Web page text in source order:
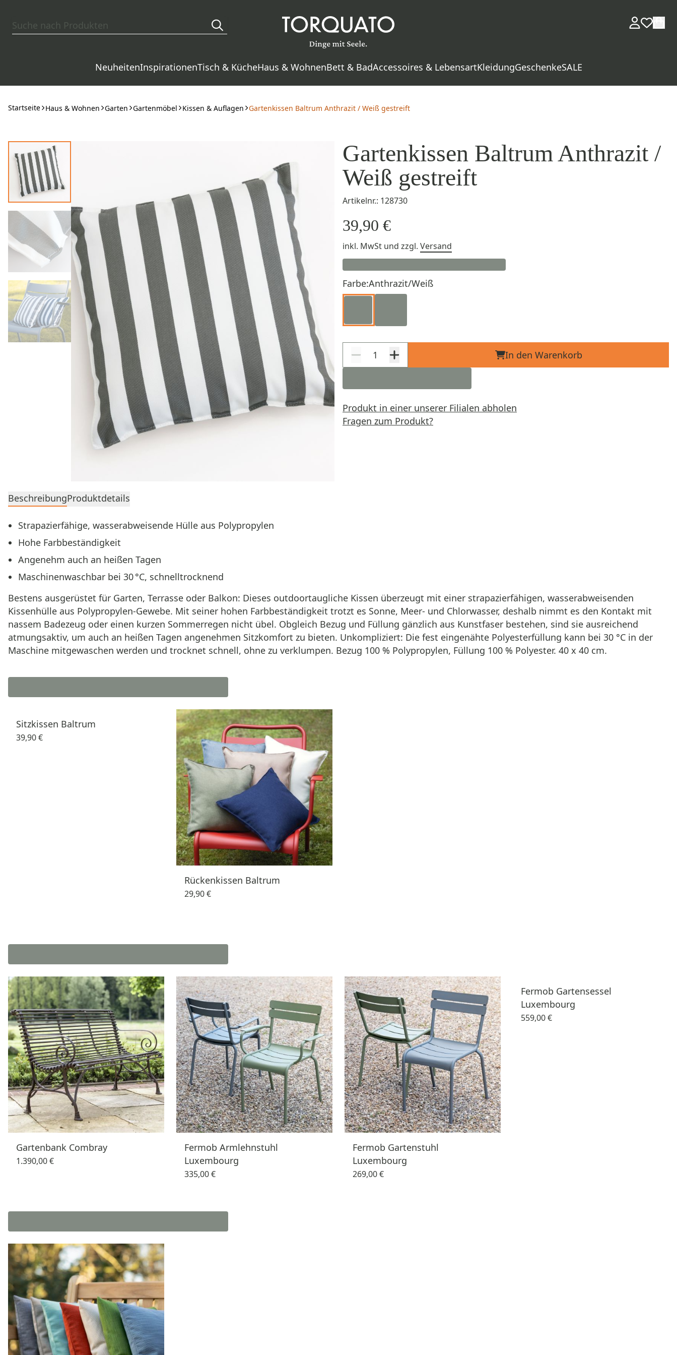
NeuheitenInspirationenTisch & KücheHaus & WohnenBett & BadAccessoires & LebensartKleidungGeschenkeSALE
Startseite Haus & Wohnen Garten Gartenmöbel Kissen & Auflagen Gartenkissen Baltrum Anthrazit / Weiß gestreift
Gartenkissen Baltrum Anthrazit /
Weiß gestreift
Artikelnr.: 128730
39,90 €
inkl. MwSt und zzgl. Versand
Farbe:Anthrazit/Weiß
In den Warenkorb
Produkt in einer unserer Filialen abholen
Fragen zum Produkt?
BeschreibungProduktdetails
Strapazierfähige, wasserabweisende Hülle aus Polypropylen
Hohe Farbbeständigkeit
Angenehm auch an heißen Tagen
Maschinenwaschbar bei 30 °C, schnelltrocknend
Bestens ausgerüstet für Garten, Terrasse oder Balkon: Dieses outdoortaugliche Kissen überzeugt mit einer strapazierfähigen, wasserabweisenden
Kissenhülle aus Polypropylen-Gewebe. Mit seiner hohen Farbbeständigkeit trotzt es Sonne, Meer- und Chlorwasser, deshalb nimmt es den Kontakt mit
nassem Badezeug oder einen kurzen Sommerregen nicht übel. Obgleich Bezug und Füllung gänzlich aus Kunstfaser bestehen, sind sie ausreichend
atmungsaktiv, um auch an heißen Tagen angenehmen Sitzkomfort zu bieten. Unkompliziert: Die fest eingenähte Polyesterfüllung kann bei 30 °C in der
Maschine mitgewaschen werden und trocknet schnell, ohne zu verklumpen. Bezug 100 % Polypropylen, Füllung 100 % Polyester. 40 x 40 cm.
Sitzkissen Baltrum
39,90 €
Rückenkissen Baltrum
29,90 €
Gartenbank Combray
1.390,00 €
Fermob Armlehnstuhl
Luxembourg
335,00 €
Fermob Gartenstuhl
Luxembourg
269,00 €
Fermob Gartensessel
Luxembourg
559,00 €